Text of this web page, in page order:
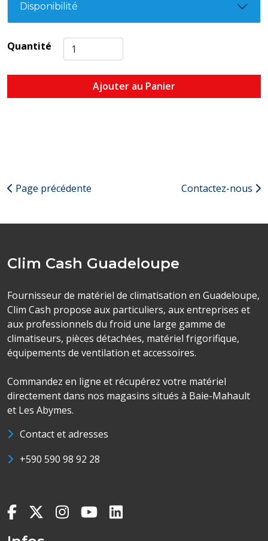
Disponibilité
Quantité
Ajouter au Panier
Page précédente Contactez-nous
Clim Cash Guadeloupe
Fournisseur de matériel de climatisation en Guadeloupe,
Clim Cash propose aux particuliers, aux entreprises et
aux professionnels du froid une large gamme de
climatiseurs, pièces détachées, matériel frigorifique,
équipements de ventilation et accessoires.
Commandez en ligne et récupérez votre matériel
directement dans nos magasins situés à Baie-Mahault
et Les Abymes.
Contact et adresses
+590 590 98 92 28